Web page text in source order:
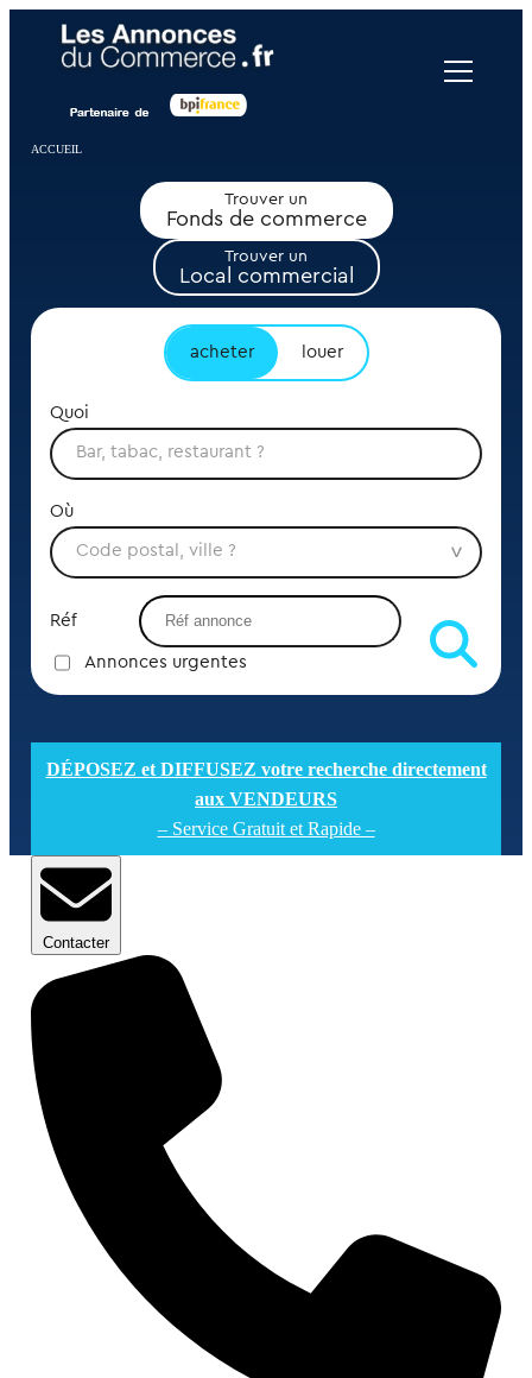
ACCUEIL
Trouver un
Fonds de commerce
Trouver un
Local commercial
acheter louer
Quoi
Où
Réf
Annonces urgentes
DÉPOSEZ et DIFFUSEZ votre recherche directement
aux VENDEURS
– Service Gratuit et Rapide –
Contacter
Panneau de gestion des cookies